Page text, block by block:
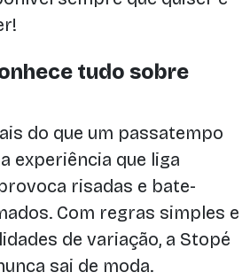
tudo sobre
do que um passatempo
experiência que liga
risadas e bate-
Com regras simples e
de variação, a Stopé
sai de moda.